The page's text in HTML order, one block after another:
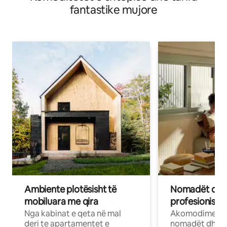
fantastike mujore
Ambiente plotësisht të
mobiluara me qira
Nga kabinat e qeta në mal
deri te apartamentet e
Nomadët
Akomodime
nomadët dhe